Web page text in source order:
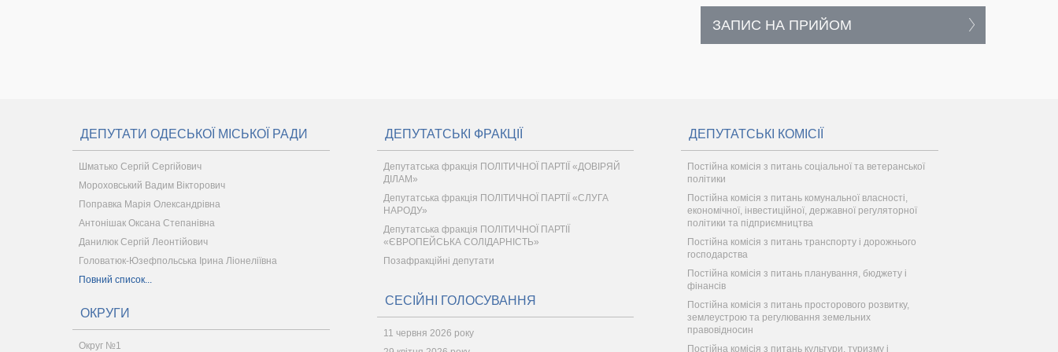
ЗАПИС НА ПРИЙОМ
ДЕПУТАТИ ОДЕСЬКОЇ МІСЬКОЇ РАДИ
Шматько Сергій Сергійович
Мороховський Вадим Вікторович
Поправка Марія Олександрівна
Антонішак Оксана Степанівна
Данилюк Сергій Леонтійович
Головатюк-Юзефпольська Ірина Ліонеліївна
Повний список...
ОКРУГИ
Округ №1
ДЕПУТАТСЬКІ ФРАКЦІЇ
Депутатська фракція ПОЛІТИЧНОЇ ПАРТІЇ «ДОВІРЯЙ
ДІЛАМ»
Депутатська фракція ПОЛІТИЧНОЇ ПАРТІЇ «СЛУГА
НАРОДУ»
Депутатська фракція ПОЛІТИЧНОЇ ПАРТІЇ
«ЄВРОПЕЙСЬКА СОЛІДАРНІСТЬ»
Позафракційні депутати
СЕСІЙНІ ГОЛОСУВАННЯ
11 червня 2026 року
ДЕПУТАТСЬКІ КОМІСІЇ
Постійна комісія з питань соціальної та ветеранської
політики
Постійна комісія з питань комунальної власності,
економічної, інвестиційної, державної регуляторної
політики та підприємництва
Постійна комісія з питань транспорту і дорожнього
господарства
Постійна комісія з питань планування, бюджету і
фінансів
Постійна комісія з питань просторового розвитку,
землеустрою та регулювання земельних
правовідносин
Постійна комісія з питань культури, туризму і